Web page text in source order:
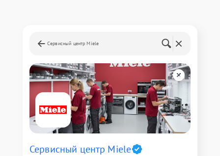
Сервисный центр Miele
Сервисный центр Miele